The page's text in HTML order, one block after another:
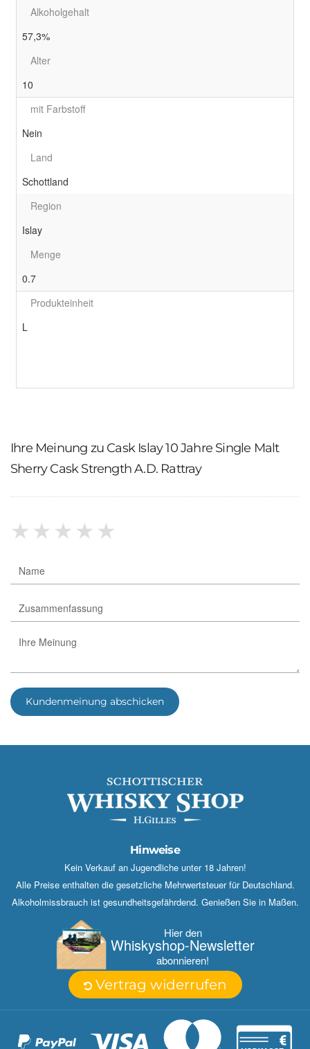
Alkoholgehalt
57,3%
Alter
10
mit Farbstoff
Nein
Land
Schottland
Region
Islay
Menge
0.7
Produkteinheit
L
Ihre Meinung zu Cask Islay 10 Jahre Single Malt
Sherry Cask Strength A.D. Rattray
★★★★★
Kundenmeinung abschicken
Hinweise
Kein Verkauf an Jugendliche unter 18 Jahren!
Alle Preise enthalten die gesetzliche Mehrwertsteuer für Deutschland.
Alkoholmissbrauch ist gesundheitsgefährdend. Genießen Sie in Maßen.
Hier den
Whisky­shop-Newsletter
abonnieren!
Vertrag widerrufen